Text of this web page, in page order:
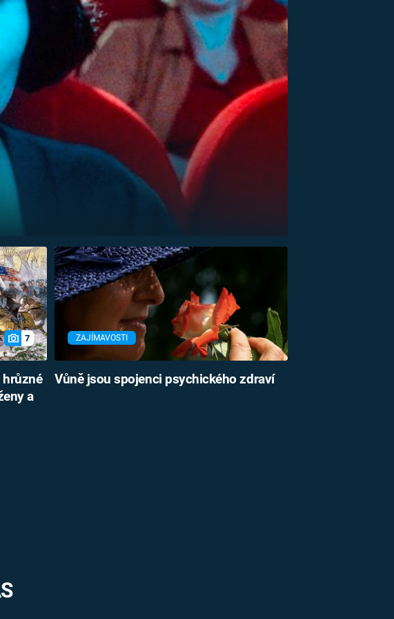
FILMY VERSUS
REALITA
HORORY VERSUS
OPTICKÉ ILUZE A
7
hrůzné
a
ZAJÍMAVOSTI
Vůně jsou spojenci psychického zdraví